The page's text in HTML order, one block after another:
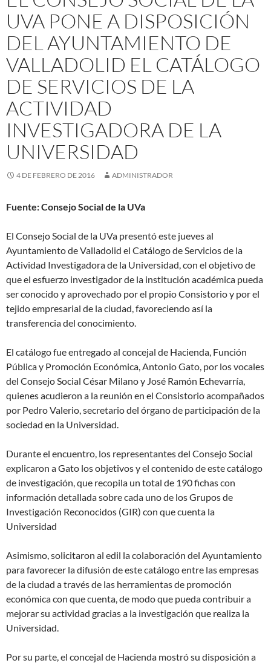
UVA PONE A DISPOSICIÓN
DEL AYUNTAMIENTO DE
VALLADOLID EL CATÁLOGO
DE SERVICIOS DE LA
ACTIVIDAD
INVESTIGADORA DE LA
UNIVERSIDAD
4 DE FEBRERO DE 2016 ADMINISTRADOR
Fuente: Consejo Social de la UVa
El Consejo Social de la UVa presentó este jueves al
Ayuntamiento de Valladolid el Catálogo de Servicios de la
Actividad Investigadora de la Universidad, con el objetivo de
que el esfuerzo investigador de la institución académica pueda
ser conocido y aprovechado por el propio Consistorio y por el
tejido empresarial de la ciudad, favoreciendo así la
transferencia del conocimiento.
El catálogo fue entregado al concejal de Hacienda, Función
Pública y Promoción Económica, Antonio Gato, por los vocales
del Consejo Social César Milano y José Ramón Echevarría,
quienes acudieron a la reunión en el Consistorio acompañados
por Pedro Valerio, secretario del órgano de participación de la
sociedad en la Universidad.
Durante el encuentro, los representantes del Consejo Social
explicaron a Gato los objetivos y el contenido de este catálogo
de investigación, que recopila un total de 190 fichas con
información detallada sobre cada uno de los Grupos de
Investigación Reconocidos (GIR) con que cuenta la
Universidad
Asimismo, solicitaron al edil la colaboración del Ayuntamiento
para favorecer la difusión de este catálogo entre las empresas
de la ciudad a través de las herramientas de promoción
económica con que cuenta, de modo que pueda contribuir a
mejorar su actividad gracias a la investigación que realiza la
Universidad.
Por su parte, el concejal de Hacienda mostró su disposición a